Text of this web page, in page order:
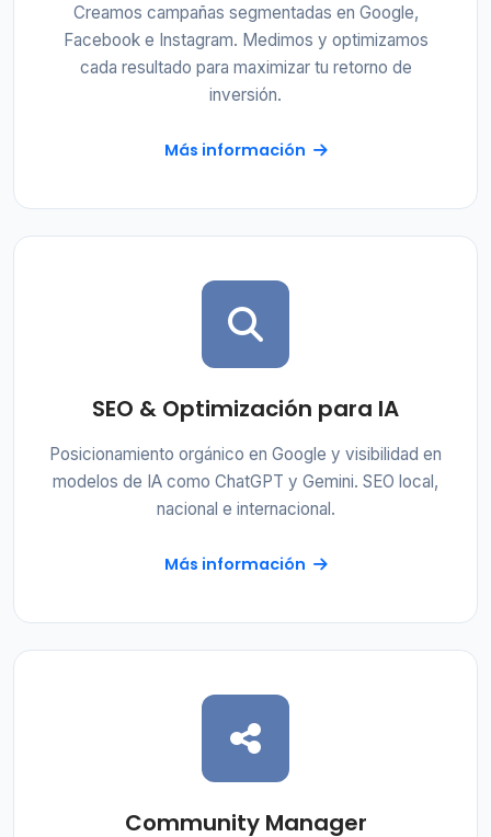
Creamos campañas segmentadas en Google,
Facebook e Instagram. Medimos y optimizamos
cada resultado para maximizar tu retorno de
inversión.
Más información
SEO & Optimización para IA
Posicionamiento orgánico en Google y visibilidad en
modelos de IA como ChatGPT y Gemini. SEO local,
nacional e internacional.
Más información
Community Manager